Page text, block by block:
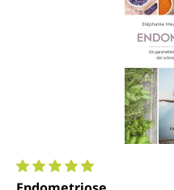
Durchschnittliche